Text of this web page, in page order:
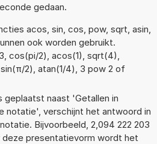
gedaan.
acos, sin, cos, pow, sqrt, asin,
ook worden gebruikt.
cos(pi/2), acos(1), sqrt(4),
2), atan(1/4), 3 pow 2 of
geplaatst naast 'Getallen in
notatie', verschijnt het antwoord in
Bijvoorbeeld, 2,094 222 203
deze presentatievorm wordt het